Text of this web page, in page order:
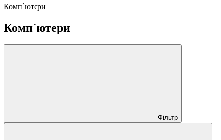
Комп`ютери
Комп`ютери
Фільтр